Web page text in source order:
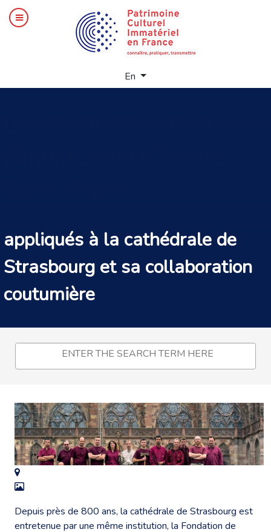
En
appliqués à la cathédrale de
Strasbourg et sa collaboration
coutumière
Depuis près de 800 ans, la cathédrale de Strasbourg est
entretenue par une même institution, la Fondation de